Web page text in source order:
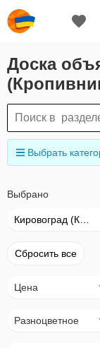
Доска
Выбрать
Выбрано
Сбросить все
Цена
Разноцветное